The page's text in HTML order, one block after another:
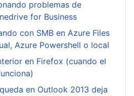
problemas de
for Business
con SMB en Azure Files
Azure Powershell o local
en Firefox (cuando el
en Outlook 2013 deja